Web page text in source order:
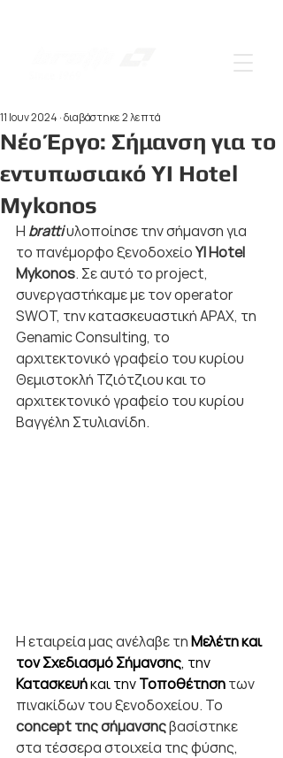
Νέο Έργο: Σήμανση για το
εντυπωσιακό YI Hotel
Mykonos
11 Ιουν 2024 διαβάστηκε 2 λεπτά
H bratti υλοποίησε την σήμανση για
το πανέμορφο ξενοδοχείο YI Hotel
Mykonos. Σε αυτό το project,
συνεργαστήκαμε με τον operator
SWOT, την κατασκευαστική APAX, τη
Genamic Consulting, το
αρχιτεκτονικό γραφείο του κυρίου
Θεμιστοκλή Τζιότζιου και το
αρχιτεκτονικό γραφείο του κυρίου
Βαγγέλη Στυλιανίδη.
Η εταιρεία μας ανέλαβε τη Μελέτη και
τον Σχεδιασμό Σήμανσης, την
Κατασκευή και την Τοποθέτησητων
πινακίδων του ξενοδοχείου. Το
concept της σήμανσης βασίστηκε
στα τέσσερα στοιχεία της φύσης,